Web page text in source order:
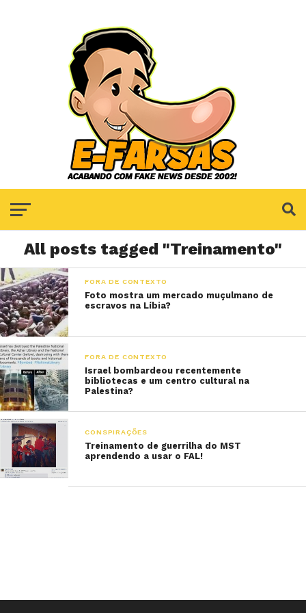
All posts tagged "Treinamento"
FORA DE CONTEXTO
Foto mostra um mercado muçulmano de
escravos na Líbia?
FORA DE CONTEXTO
Israel bombardeou recentemente
bibliotecas e um centro cultural na
Palestina?
CONSPIRAÇÕES
Treinamento de guerrilha do MST
aprendendo a usar o FAL!